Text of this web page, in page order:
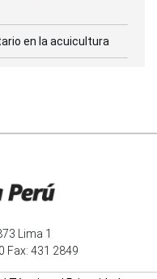
en la acuicultura
Lima 1
Fax: 431 2849